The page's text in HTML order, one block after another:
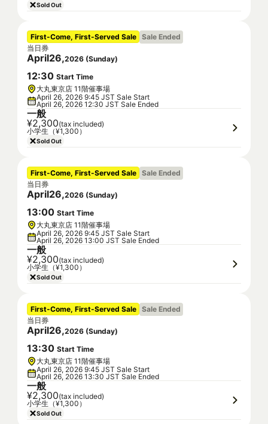
Sold Out
First-Come, First-Served Sale Sale Ended
当日券
April26,2026 (Sunday)
12:30 Start Time
大丸東京店 11階催事場
April 26, 2026 9:45 JST Sale Start
April 26, 2026 12:30 JST Sale Ended
一般
¥2,300(tax included)
小学生（¥1,300）
Sold Out
First-Come, First-Served Sale Sale Ended
当日券
April26,2026 (Sunday)
13:00 Start Time
大丸東京店 11階催事場
April 26, 2026 9:45 JST Sale Start
April 26, 2026 13:00 JST Sale Ended
一般
¥2,300(tax included)
小学生（¥1,300）
Sold Out
First-Come, First-Served Sale Sale Ended
当日券
April26,2026 (Sunday)
13:30 Start Time
大丸東京店 11階催事場
April 26, 2026 9:45 JST Sale Start
April 26, 2026 13:30 JST Sale Ended
一般
¥2,300(tax included)
小学生（¥1,300）
Sold Out